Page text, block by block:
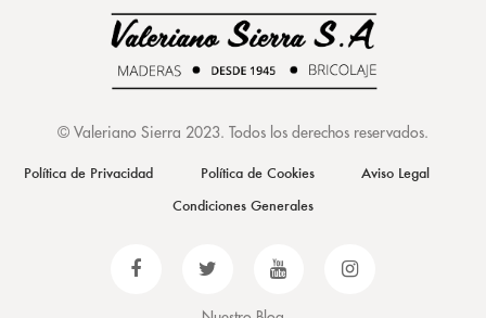
© Valeriano Sierra 2023 . Todos los derechos reservados.
Política de Privacidad Política de Cookies
Aviso Legal
Condiciones Generales